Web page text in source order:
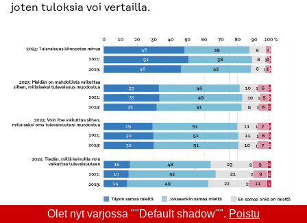
joten tuloksia voi vertailla.
Olet nyt varjossa ""Default shadow"". Poistu